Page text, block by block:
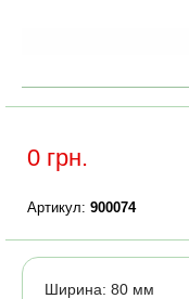
0 грн.
Артикул: 900074
Ширина: 80 мм